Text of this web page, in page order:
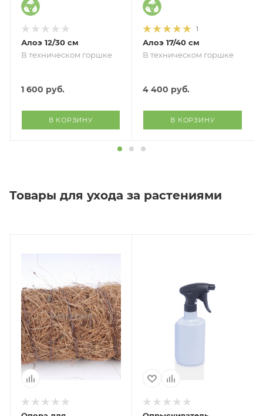
Алоэ 12/30 см
В техническом горшке
1 600 руб.
В КОРЗИНУ
1
Алоэ 17/40 см
В техническом горшке
4 400 руб.
В КОРЗИНУ
Товары для ухода за растениями